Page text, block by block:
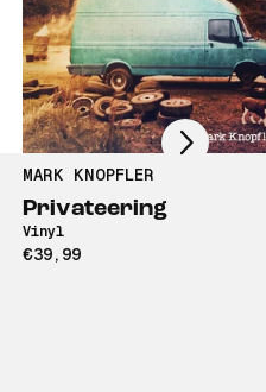
MARK KNOPFLER
Privateering
Vinyl
€39,99
Scroll right